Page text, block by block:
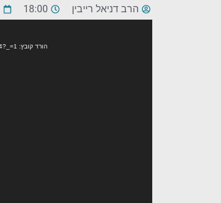
הרב דניאל רייבין
18:00
הורד קובץ: https://www.kolhalashon.com/mp4/NewArchive/Compressed/33003/33003008.mp4?_=1